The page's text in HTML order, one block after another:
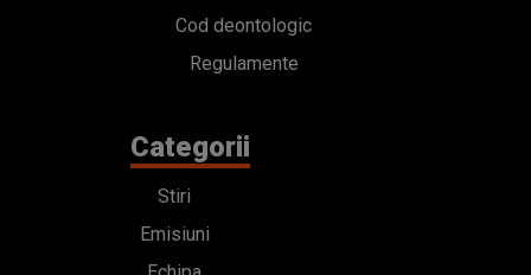
Cod deontologic
Regulamente
Categorii
Stiri
Emisiuni